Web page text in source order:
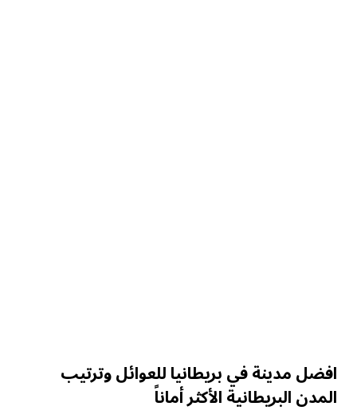
افضل مدينة في بريطانيا للعوائل وترتيب
المدن البريطانية الأكثر أماناً